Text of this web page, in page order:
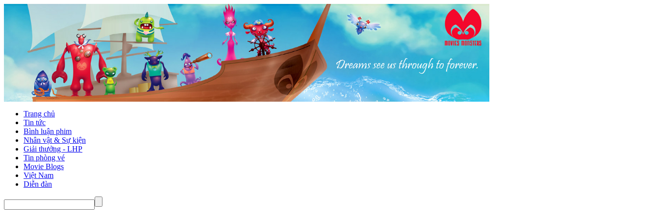
Trang chủ
Tin tức
Bình luận phim
Nhân vật & Sự kiện
Giải thưởng - LHP
Tin phòng vé
Movie Blogs
Việt Nam
Diễn đàn